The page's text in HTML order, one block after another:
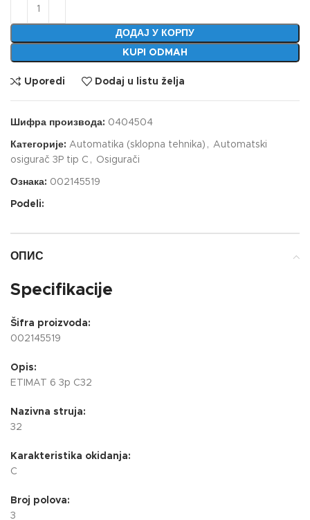
ДОДАЈ У КОРПУ
KUPI ODMAH
Uporedi Dodaj u listu želja
Шифра производа: 0404504
Категорије: Automatika (sklopna tehnika) , Automatski
osigurač 3P tip C , Osigurači
Ознака: 002145519
Podeli:
ОПИС
Specifikacije
Šifra proizvoda:
002145519
Opis:
ETIMAT 6 3p C32
Nazivna struja:
32
Karakteristika okidanja:
C
Broj polova:
3